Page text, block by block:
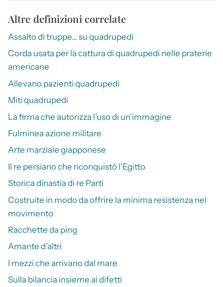
Altre definizioni correlate
Assalto di truppe… su quadrupedi
Corda usata per la cattura di quadrupedi nelle praterie
americane
Allevano pazienti quadrupedi
Miti quadrupedi
La firma che autorizza l’uso di un’immagine
Fulminea azione militare
Arte marziale giapponese
Il re persiano che riconquistò l’Egitto
Storica dinastia di re Parti
Costruite in modo da offrire la minima resistenza nel
movimento
Racchette da ping
Amante d’altri
I mezzi che arrivano dal mare
Sulla bilancia insieme ai difetti